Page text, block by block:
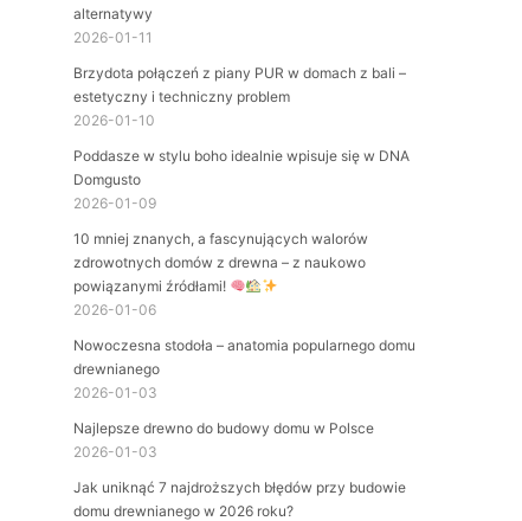
alternatywy
2026-01-11
Brzydota połączeń z piany PUR w domach z bali –
estetyczny i techniczny problem
2026-01-10
Poddasze w stylu boho idealnie wpisuje się w DNA
Domgusto
2026-01-09
10 mniej znanych, a fascynujących walorów
zdrowotnych domów z drewna – z naukowo
powiązanymi źródłami!
2026-01-06
Nowoczesna stodoła – anatomia popularnego domu
drewnianego
2026-01-03
Najlepsze drewno do budowy domu w Polsce
2026-01-03
Jak uniknąć 7 najdroższych błędów przy budowie
domu drewnianego w 2026 roku?